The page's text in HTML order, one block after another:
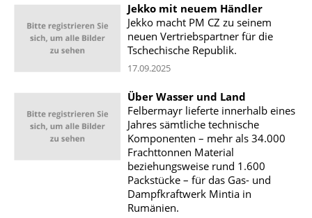
Jekko mit neuem Händler
Jekko macht PM CZ zu seinem
neuen Vertriebspartner für die
Tschechische Republik.
17.09.2025
Über Wasser und Land
Felbermayr lieferte innerhalb eines
Jahres sämtliche technische
Komponenten – mehr als 34.000
Frachttonnen Material
beziehungsweise rund 1.600
Packstücke – für das Gas- und
Dampfkraftwerk Mintia in
Rumänien.